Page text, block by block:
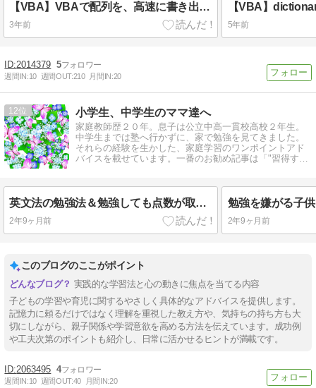
【VBA】VBAで配列を、高速に書き出す方法
3年前 5年前
2014379 5
週間IN:10 週間OUT:210 月間IN:20
12 小学生、中学生のママ達へ
家庭教師歴２０年。息子は公立中高一貫校高校２年生。
中学生までは塾へ行かずに、家で勉強を見てきました。
それらの経験を生かした、家庭学習のワンポイントアド
バイスを載せています。一番のお勧め記事は「"習得する
英文法の勉強法＆勉強しても点数が取れない理由
2年9ヶ月前 2年9ヶ月前
このブログのここがポイント
実践的な学習法と心の動きに焦点を当てる内容
子どもの学習や育児に関するやさしく具体的なアドバイスを提供します。
記憶力に頼るだけではなく理解を重視した教え方や、気持ちの持ち方も大
切にしながら、親子関係や学習意欲を高める方法を伝えています。成功例
や工夫次第のポイントも紹介し、日常に活かせるヒントが満載です。
2063495 4
週間IN:10 週間OUT:40 月間IN:20